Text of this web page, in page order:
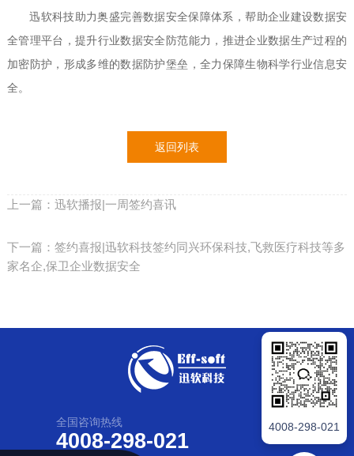
迅软科技助力奥盛完善数据安全保障体系，帮助企业建设数据安
全管理平台，提升行业数据安全防范能力，推进企业数据生产过程的
加密防护，形成多维的数据防护堡垒，全力保障生物科学行业信息安
全。
返回列表
上一篇：迅软播报|一周签约喜讯
下一篇：签约喜报|迅软科技签约同兴环保科技,飞救医疗科技等多
家名企,保卫企业数据安全
全国咨询热线
4008-298-021
4008-298-021